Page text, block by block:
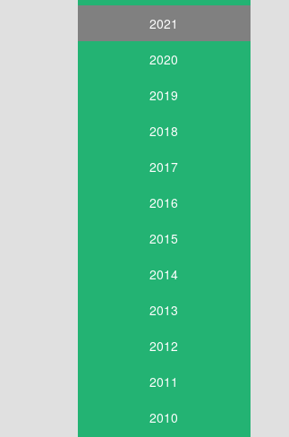
2021
2020
2019
2018
2017
2016
2015
2014
2013
2012
2011
2010